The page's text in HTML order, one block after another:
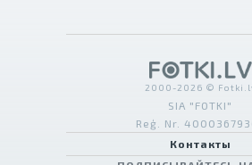
2000-2026 ©
SIA "FOTKI"
Reģ. Nr.
Контакты